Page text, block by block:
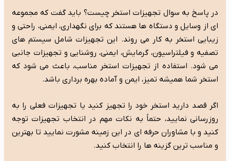
در پاسخ به سوال تجهیزات استخر چیست؟ باید گفت که مجموعه
ای از وسایل و دستگاه ها هستند که برای نگهداری، ایمنی، راحتی و
زیبایی استخر به کار می روند. این تجهیزات شامل سیستم های
تصفیه و فیلتراسیون، گرمایش، ایمنی، روشنایی و تجهیزات جانبی
می شود. استفاده از تجهیزات استخر مناسب، باعث می شود که
استخر شما همیشه تمیز، ایمن و آماده بهره برداری باشد.
اگر قصد دارید استخر خود را تجهیز کنید یا تجهیزات فعلی را به
روزرسانی نمایید، حتماً به نکات مهم در انتخاب تجهیزات توجه
کنید و با مشاوران حرفه ای در این زمینه مشورت نمایید تا بهترین
و مناسب ترین گزینه ها را انتخاب کنید.